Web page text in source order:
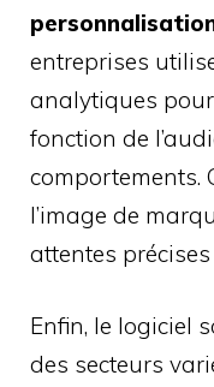
entreprises
analytiques
fonction de
comportements.
l’image de
attentes
Enfin, le logiciel
des secteurs